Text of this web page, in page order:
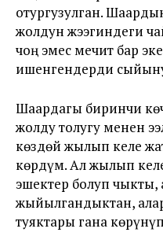
отургузулган.
жолдун жээгиндеги
чоң эмес мечит бар
ишенгендерди
Шаардагы биринчи
жолду толугу менен
көздөй жылып келе
көрдүм. Ал жылып
эшектер болуп чыкты,
жыйылгандыктан,
туяктары гана